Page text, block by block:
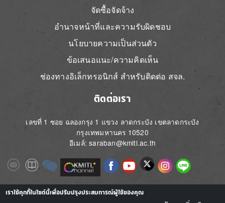
จัดซื้อจัดจ้าง
อำนาจหน้าที่และความรับผิดชอบ
นโยบายความเป็นส่วนตัว
ข้อเสนอแนะ/ความคิดเห็น
ช่องทางอิเล็กทรอนิกส์ สำหรับติดต่อ สจล.
ติดต่อเรา
เลขที่ 1 ซอย ฉลองกรุง 1 แขวง ลาดกระบัง เขตลาดกระบัง
กรุงเทพมหานคร 10520
อีเมล์: saraban@kmitl.ac.th
ImageImageImage Image ImageImageImageImageImage
Image Image
เราใช้คุกกี้ในไซต์นี้เพื่อปรับปรุงประสบการณ์ผู้ใช้ของคุณ